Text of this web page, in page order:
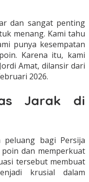
dan sangat penting
menang. Kami tahu
punya kesempatan
Karena itu, kami
Amat, dilansir dari
2026.
Jarak di
peluang bagi Persija
dan memperkuat
tersebut membuat
krusial dalam